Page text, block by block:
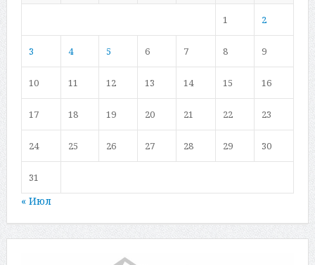
1 2
3 4 5 6 7 8 9
10 11 12 13 14 15 16
17 18 19 20 21 22 23
24 25 26 27 28 29 30
31
« Июл